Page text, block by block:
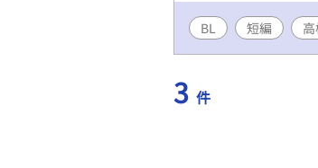
BL 短編
3 件